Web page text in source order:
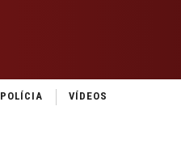
POLÍCIA VÍDEOS